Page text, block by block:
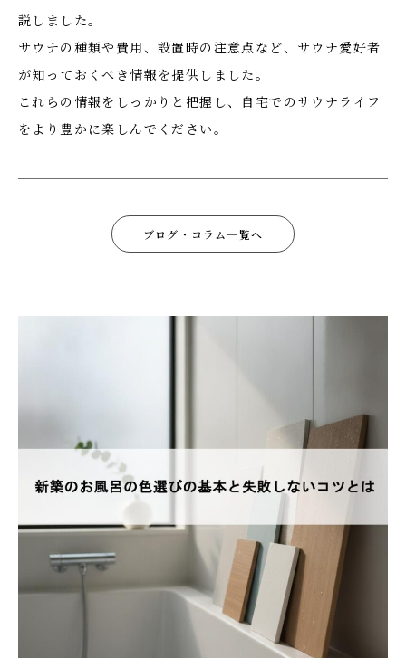
説しました。
サウナの種類や費用、設置時の注意点など、サウナ愛好者
が知っておくべき情報を提供しました。
これらの情報をしっかりと把握し、自宅でのサウナライフ
をより豊かに楽しんでください。
ブログ・コラム一覧へ